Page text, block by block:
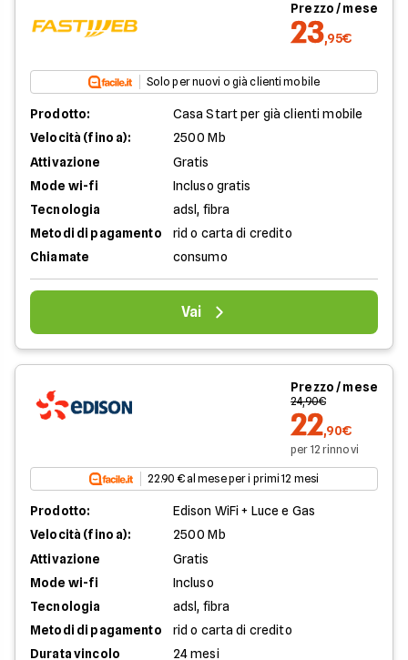
Prezzo / mese
23,95€
Solo per nuovi o già clienti mobile
Prodotto:
Casa Start per già clienti mobile
Velocità (fino a):
2500 Mb
Attivazione
Gratis
Mode wi-fi
Incluso gratis
Tecnologia
adsl, fibra
Metodi di pagamento
rid o carta di credito
Chiamate
consumo
Vai
Prezzo / mese
24,90€
22,90€
per 12 rinnovi
22.90 € al mese per i primi 12 mesi
Prodotto:
Edison WiFi + Luce e Gas
Velocità (fino a):
2500 Mb
Attivazione
Gratis
Mode wi-fi
Incluso
Tecnologia
adsl, fibra
Metodi di pagamento
rid o carta di credito
Durata vincolo
24 mesi